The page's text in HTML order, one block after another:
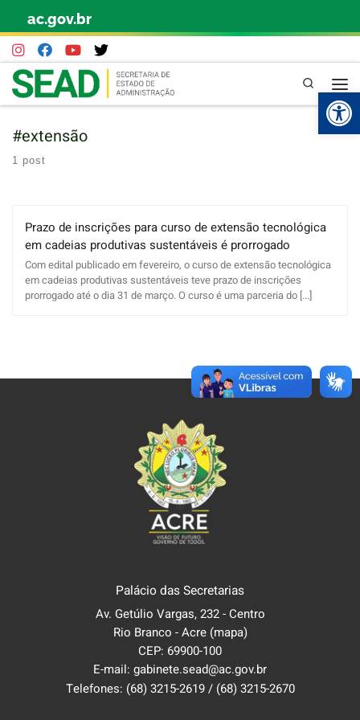
Skip to content
ac.gov.br
Pesquisa
#extensão
1 post
Prazo de inscrições para curso de extensão tecnológica
em cadeias produtivas sustentáveis é prorrogado
Com edital publicado em fevereiro, o curso de extensão tecnológica
em cadeias produtivas sustentáveis teve prazo de inscrições
prorrogado até o dia 31 de março. O curso é uma parceria do [...]
Palácio das Secretarias
Av. Getúlio Vargas, 232 - Centro
Rio Branco - Acre (mapa)
CEP: 69900-100
E-mail: gabinete.sead@ac.gov.br
Telefones: (68) 3215-2619/ (68) 3215-2670